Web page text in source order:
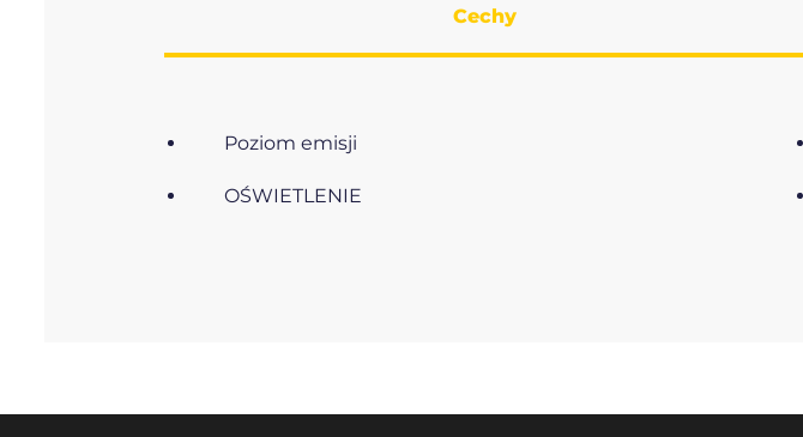
Cechy
Poziom emisji
OŚWIETLENIE